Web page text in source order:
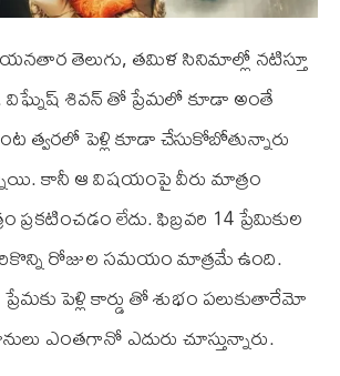
తెలుగు, తమిళ సినిమాల్లో నటిస్తూ
శివన్ తో ప్రేమలో కూడా అంతే
త్వరలో పెళ్లి కూడా చేసుకోబోతున్నారు
కానీ ఆ విషయంపై వీరు మాత్రం
లేదు. ఫిబ్రవరి 14 ప్రేమికుల
రోజుల సమయం మాత్రమే ఉంది.
పెళ్లి కార్డు తో శుభం పలుకుతారేమో
ఎంతగానో ఎదురు చూస్తున్నారు.